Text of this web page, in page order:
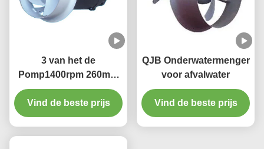
3 van het de
Pomp1400rpm 260mm
250N Water van de
fase1.5kw Mixer de
Behandelingsmixer Met
Vind de beste prijs
QJB Onderwatermenger
voor afvalwater
Vind de beste prijs